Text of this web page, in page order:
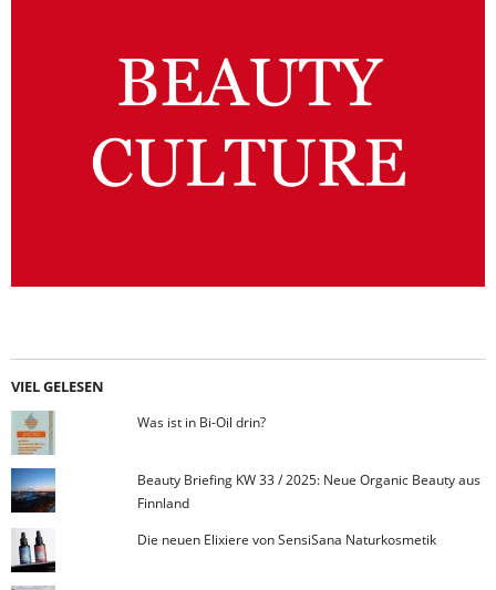
VIEL GELESEN
Was ist in Bi-Oil drin?
Beauty Briefing KW 33 / 2025: Neue Organic Beauty aus
Finnland
Die neuen Elixiere von SensiSana Naturkosmetik